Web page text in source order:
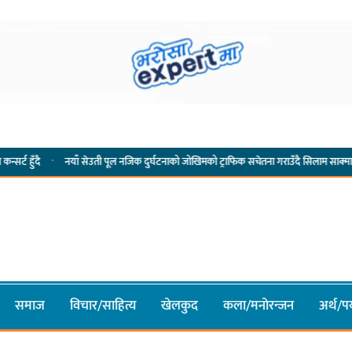
नयाँ सेउती पूल नजिक दुर्घटनाको जोखिमको ट्राफिक सचेतना गराउँदै सिलाम साक्मा ·
समाज विचार/साहित्य खेलकुद कला/मनाेरन्जन अर्थ/